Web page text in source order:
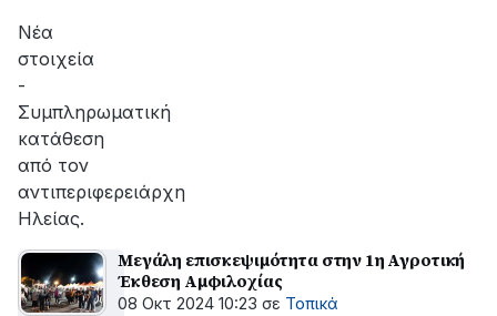
Νέα
στοιχεία
-
Συμπληρωματική
κατάθεση
από τον
αντιπεριφερειάρχη
Ηλείας.
Μεγάλη επισκεψιμότητα στην 1η Αγροτική
Έκθεση Αμφιλοχίας
08 Οκτ 2024 10:23 σε Τοπικά